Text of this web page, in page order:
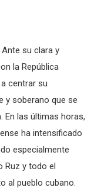
Ante su clara y
la República
centrar su
y soberano que se
En las últimas horas,
ha intensificado
especialmente
Ruz y todo el
al pueblo cubano.